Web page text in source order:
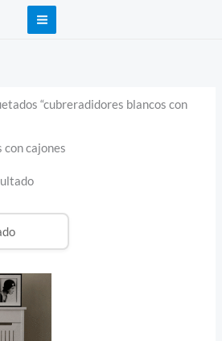
“cubreradidores blancos con
cajones
Rango
de
precios:
desde
270,00 €